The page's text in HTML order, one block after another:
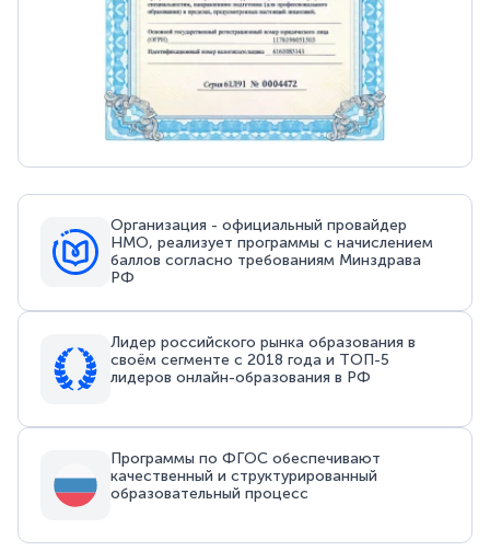
Организация - официальный провайдер
НМО, реализует программы с начислением
баллов согласно требованиям Минздрава
РФ
Лидер российского рынка образования в
своём сегменте с 2018 года и ТОП-5
лидеров онлайн-образования в РФ
Программы по ФГОС обеспечивают
качественный и структурированный
образовательный процесс